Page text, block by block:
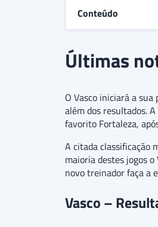
Conteúdo
Últimas
O Vasco iniciará a
além dos resultados.
favorito Fortaleza,
A citada classificação
maioria destes jogos
novo treinador faça a
Vasco –